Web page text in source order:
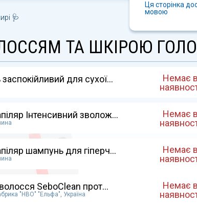
Ця сторінка
мовою
🩺
ТА ШКІРОЮ
для сухої...
Немає в
Інтенсивний зволож...
Немає в
шампунь для гіперч...
Немає в
SeboClean прот...
"НВО" "Ельфа", Україна
Немає в